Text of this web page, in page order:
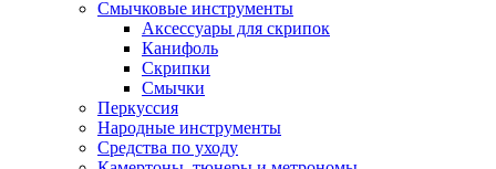
Смычковые инструменты
Аксессуары для скрипок
Канифоль
Скрипки
Смычки
Перкуссия
Народные инструменты
Средства по уходу